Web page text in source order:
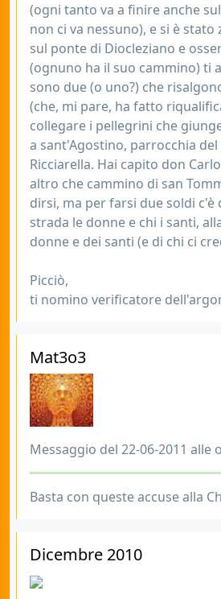
(ogni tanto va a finire anche
non ci va nessuno), e si è
sul ponte di Diocleziano e
(ognuno ha il suo cammino) ti
sono due (o uno?) che
(che, mi pare, ha fatto
collegare i pellegrini che
a sant'Agostino, parrocchia
Ricciarella. Hai capito don
altro che cammino di san
dirsi, ma per farsi due soldi c'è
strada le donne e chi i santi,
donne e dei santi (e di chi ci
Picciò,
ti nomino verificatore
Mat3o3
Messaggio del 22-06-2011 alle
Basta con queste accuse alla
Dicembre 2010